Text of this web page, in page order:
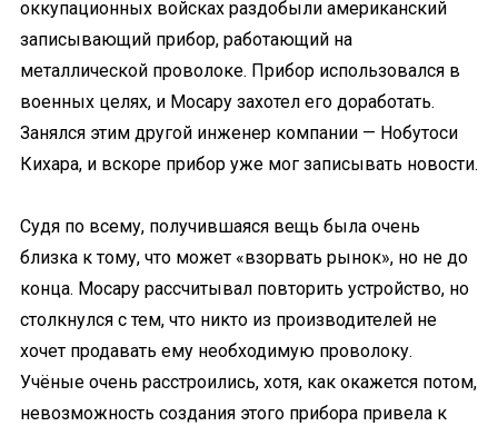
оккупационных войсках раздобыли американский
записывающий прибор, работающий на
металлической проволоке. Прибор использовался в
военных целях, и Мосару захотел его доработать.
Занялся этим другой инженер компании — Нобутоси
Кихара, и вскоре прибор уже мог записывать новости.
Судя по всему, получившаяся вещь была очень
близка к тому, что может «взорвать рынок», но не до
конца. Мосару рассчитывал повторить устройство, но
столкнулся с тем, что никто из производителей не
хочет продавать ему необходимую проволоку.
Учёные очень расстроились, хотя, как окажется потом,
невозможность создания этого прибора привела к